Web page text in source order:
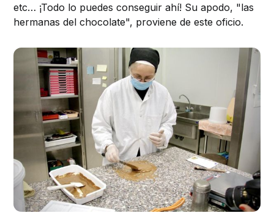
etc… ¡Todo lo puedes conseguir ahí! Su apodo, "las
hermanas del chocolate", proviene de este oficio.